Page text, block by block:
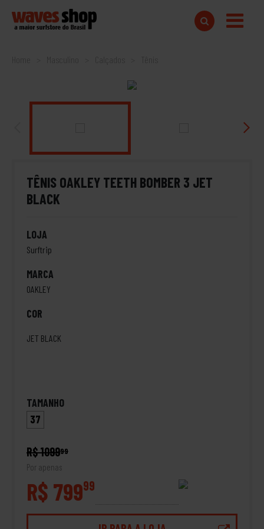
Home
TÊNIS OAKLEY TEETH BOMBER 3 JET
BLACK
LOJA
Surftrip
MARCA
OAKLEY
COR
JET BLACK
TAMANHO
37
R$ 109999
Por apenas
R$ 79999